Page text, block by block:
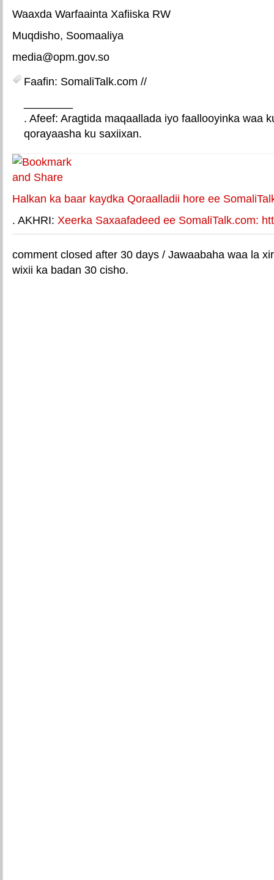
Waaxda Warfaainta Xafiiska RW
Muqdisho, Soomaaliya
media@opm.gov.so
Faafin: SomaliTalk.com //
. Afeef: Aragtida maqaallada iyo faallooyinka waa
qorayaasha ku saxiixan.
Halkan ka baar kaydka Qoraalladii hore ee
. AKHRI: Xeerka Saxaafadeed ee SomaliTalk.com:
comment closed after 30 days / Jawaabaha waa la
wixii ka badan 30 cisho.